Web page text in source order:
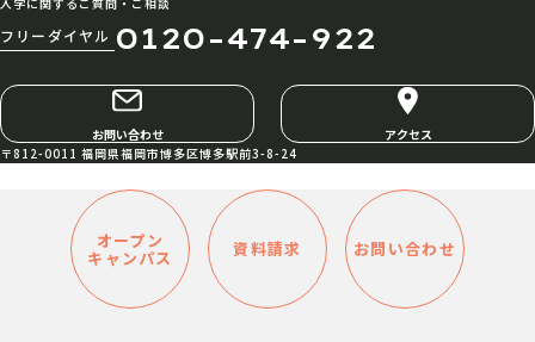
フリーダイヤル 0120-474-922
お問い合わせ
アクセス
〒812-0011 福岡県福岡市博多区博多駅前3-8-24
オープン
キャンパス 資料請求 お問い合わせ